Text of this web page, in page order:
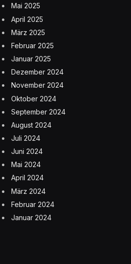
Mai 2025
April 2025
März 2025
Februar 2025
Januar 2025
Dezember 2024
November 2024
Oktober 2024
September 2024
August 2024
Juli 2024
Juni 2024
Mai 2024
April 2024
März 2024
Februar 2024
Januar 2024